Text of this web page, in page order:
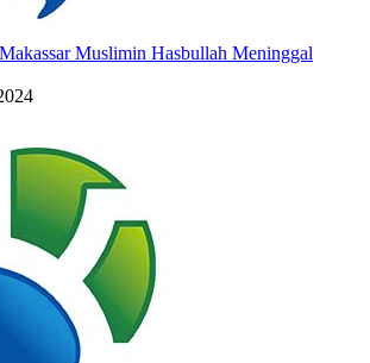
Muslimin Hasbullah Meninggal